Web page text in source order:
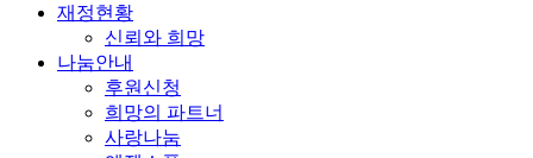
재정현황
신뢰와 희망
나눔안내
후원신청
희망의 파트너
사랑나눔